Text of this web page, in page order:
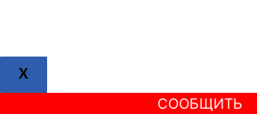
X
СООБЩИТЬ